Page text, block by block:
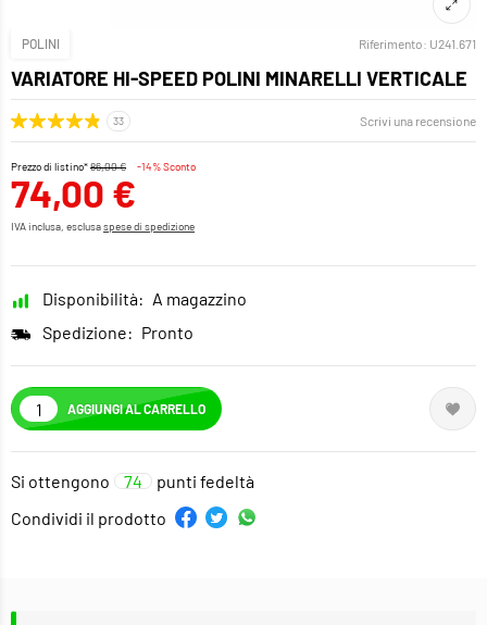
POLINI Riferimento: U241.671
VARIATORE HI-SPEED POLINI MINARELLI VERTICALE
Scrivi una recensione
Prezzo di listino*86,00 € -14% Sconto
74,00 €
IVA inclusa, esclusaspese di spedizione
Disponibilità: A magazzino
Spedizione: Pronto
AGGIUNGI AL CARRELLO
Si ottengono 74
punti fedeltà
Condividi il prodotto